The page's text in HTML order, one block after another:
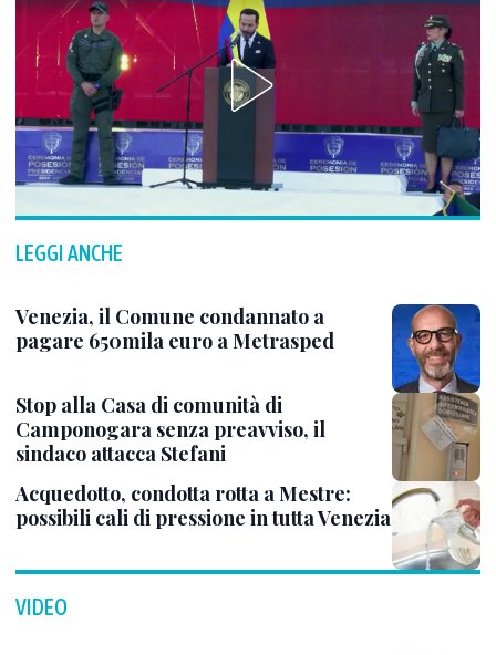
LEGGI ANCHE
Venezia, il Comune condannato a
pagare 650mila euro a Metrasped
Stop alla Casa di comunità di
Camponogara senza preavviso, il
sindaco attacca Stefani
Acquedotto, condotta rotta a Mestre:
possibili cali di pressione in tutta Venezia
VIDEO